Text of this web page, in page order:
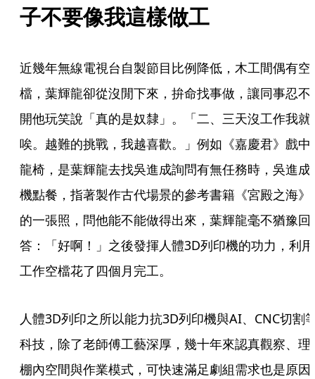
子不要像我這樣做工
近幾年無線電視台自製節目比例降低，木工間偶有空
檔，葉輝龍卻從沒閒下來，拚命找事做，讓同事忍不
開他玩笑說「真的是奴隸」。「二、三天沒工作我就
唉。越難的挑戰，我越喜歡。」例如《嘉慶君》戲中
龍椅，是葉輝龍去找吳進成詢問有無任務時，吳進成
機點餐，指著製作古代場景的參考書籍《宮殿之海》
的一張照，問他能不能做得出來，葉輝龍毫不猶豫回
答：「好啊！」之後發揮人體3D列印機的功力，利用
工作空檔花了四個月完工。
人體3D列印之所以能力抗3D列印機與AI、CNC切割
科技，除了老師傅工藝深厚，幾十年來認真觀察、理
棚內空間與作業模式，可快速滿足劇組需求也是原因